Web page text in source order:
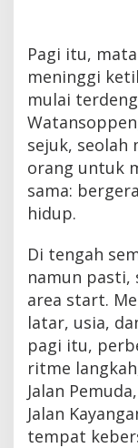
Pagi itu,
meninggi
mulai
sejuk, seolah
orang untuk
sama:
hidup.
Di tengah
namun pasti,
area start.
latar, usia,
pagi itu,
ritme
Jalan
Jalan
tempat